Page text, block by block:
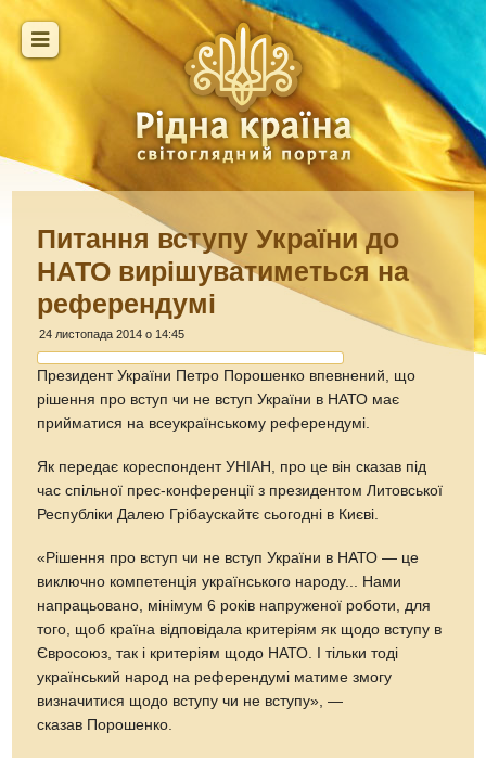
Питання вступу України до
НАТО вирішуватиметься на
референдумі
24 листопада 2014 о 14:45
Президент України Петро Порошенко впевнений, що
рішення про вступ чи не вступ України в НАТО має
прийматися на всеукраїнському референдумі.
Як передає кореспондент УНІАН, про це він сказав під
час спільної прес-конференції з президентом Литовської
Республіки Далею Грібаускайтє сьогодні в Києві.
«Рішення про вступ чи не вступ України в НАТО — це
виключно компетенція українського народу... Нами
напрацьовано, мінімум 6 років напруженої роботи, для
того, щоб країна відповідала критеріям як щодо вступу в
Євросоюз, так і критеріям щодо НАТО. І тільки тоді
український народ на референдумі матиме змогу
визначитися щодо вступу чи не вступу», —
сказав Порошенко.